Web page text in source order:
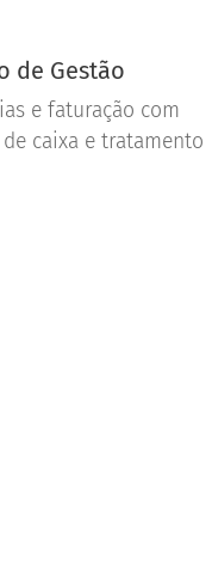
de Gestão
e faturação com
caixa e tratamento